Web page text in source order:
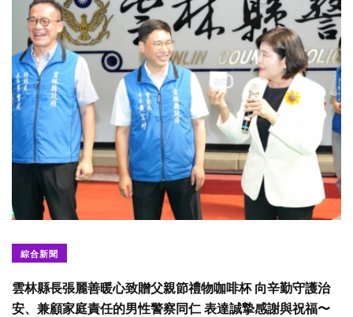
綜合新聞
雲林縣長張麗善暖心致贈父親節禮物咖啡杯 向辛勤守護治
安、兼顧家庭責任的男性警察同仁 表達誠摯感謝與祝福〜